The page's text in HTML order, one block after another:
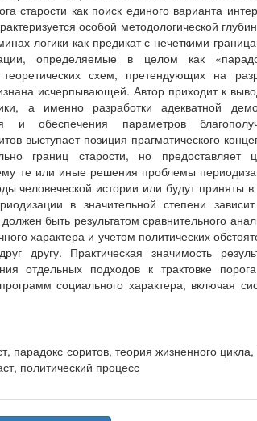
старости как поиск единого варианта
особой методологической
логики как предикат с нечеткими
определяемые в целом как
схем, претендующих на
исчерпывающей. Автор приходит к
а именно разработки адекватной
и обеспечения параметров
выступает позиция прагматического
границ старости, но предоставляет
те или иные решения проблемы
человеческой истории или будут приняты
в значительной степени
быть результатом сравнительного
характера и учетом политических
другу. Практическая значимость
отдельных подходов к трактовке
социального характера, включая
парадокс соритов, теория жизненного
политический процесс